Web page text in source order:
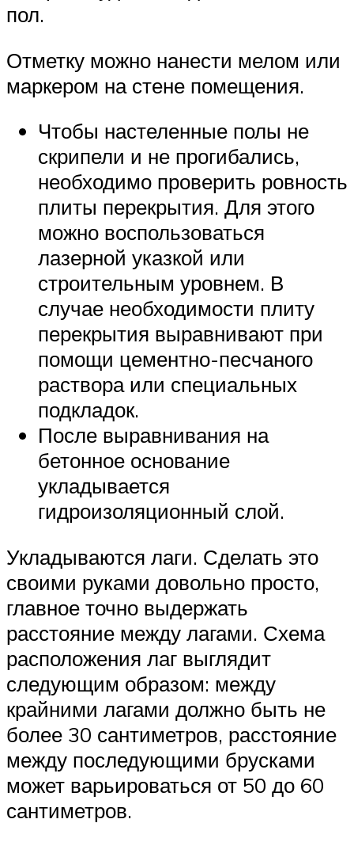
пол.
Отметку можно нанести мелом или
маркером на стене помещения.
Чтобы настеленные полы не
скрипели и не прогибались,
необходимо проверить ровность
плиты перекрытия. Для этого
можно воспользоваться
лазерной указкой или
строительным уровнем. В
случае необходимости плиту
перекрытия выравнивают при
помощи цементно-песчаного
раствора или специальных
подкладок.
После выравнивания на
бетонное основание
укладывается
гидроизоляционный слой.
Укладываются лаги. Сделать это
своими руками довольно просто,
главное точно выдержать
расстояние между лагами. Схема
расположения лаг выглядит
следующим образом: между
крайними лагами должно быть не
более 30 сантиметров, расстояние
между последующими брусками
может варьироваться от 50 до 60
сантиметров.